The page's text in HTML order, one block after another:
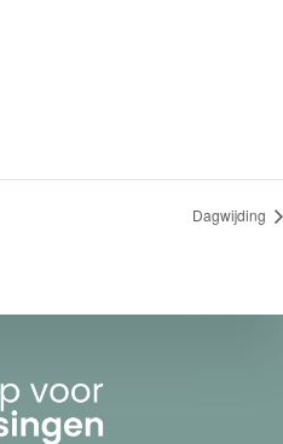
Dagwijding